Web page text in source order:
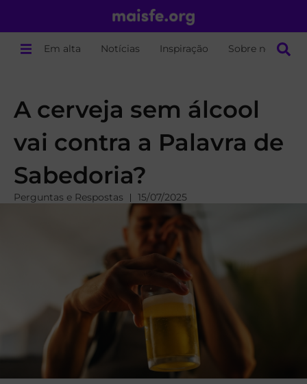
Em alta Notícias Inspiração Sobre nós
A cerveja sem álcool
vai contra a Palavra de
Sabedoria?
Perguntas e Respostas 15/07/2025